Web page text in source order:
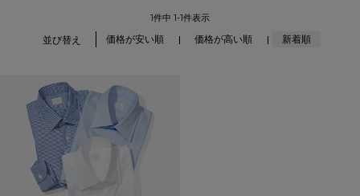
並び替え 価格が安い順 価格が高い順 新着順
1件中 1-1件表示